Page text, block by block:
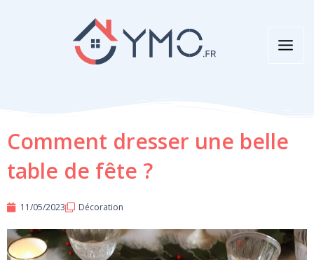
Comment dresser une belle
table de fête ?
11/05/2023 Décoration